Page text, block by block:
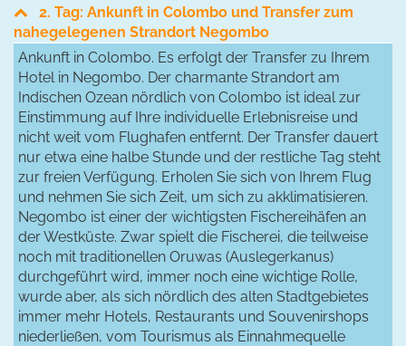
2. Tag: Ankunft in Colombo und Transfer zum
nahegelegenen Strandort Negombo
Ankunft in Colombo. Es erfolgt der Transfer zu Ihrem
Hotel in Negombo. Der charmante Strandort am
Indischen Ozean nördlich von Colombo ist ideal zur
Einstimmung auf Ihre individuelle Erlebnisreise und
nicht weit vom Flughafen entfernt. Der Transfer dauert
nur etwa eine halbe Stunde und der restliche Tag steht
zur freien Verfügung. Erholen Sie sich von Ihrem Flug
und nehmen Sie sich Zeit, um sich zu akklimatisieren.
Negombo ist einer der wichtigsten Fischereihäfen an
der Westküste. Zwar spielt die Fischerei, die teilweise
noch mit traditionellen Oruwas (Auslegerkanus)
durchgeführt wird, immer noch eine wichtige Rolle,
wurde aber, als sich nördlich des alten Stadtgebietes
immer mehr Hotels, Restaurants und Souvenirshops
niederließen, vom Tourismus als Einnahmequelle